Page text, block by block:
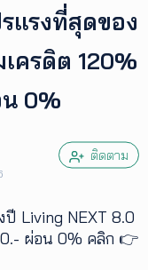
แรงที่สุดของ
ครดิต 120%
0%
ติดตาม
ปี Living NEXT 8.0
ผ่อน 0% คลิก 👉